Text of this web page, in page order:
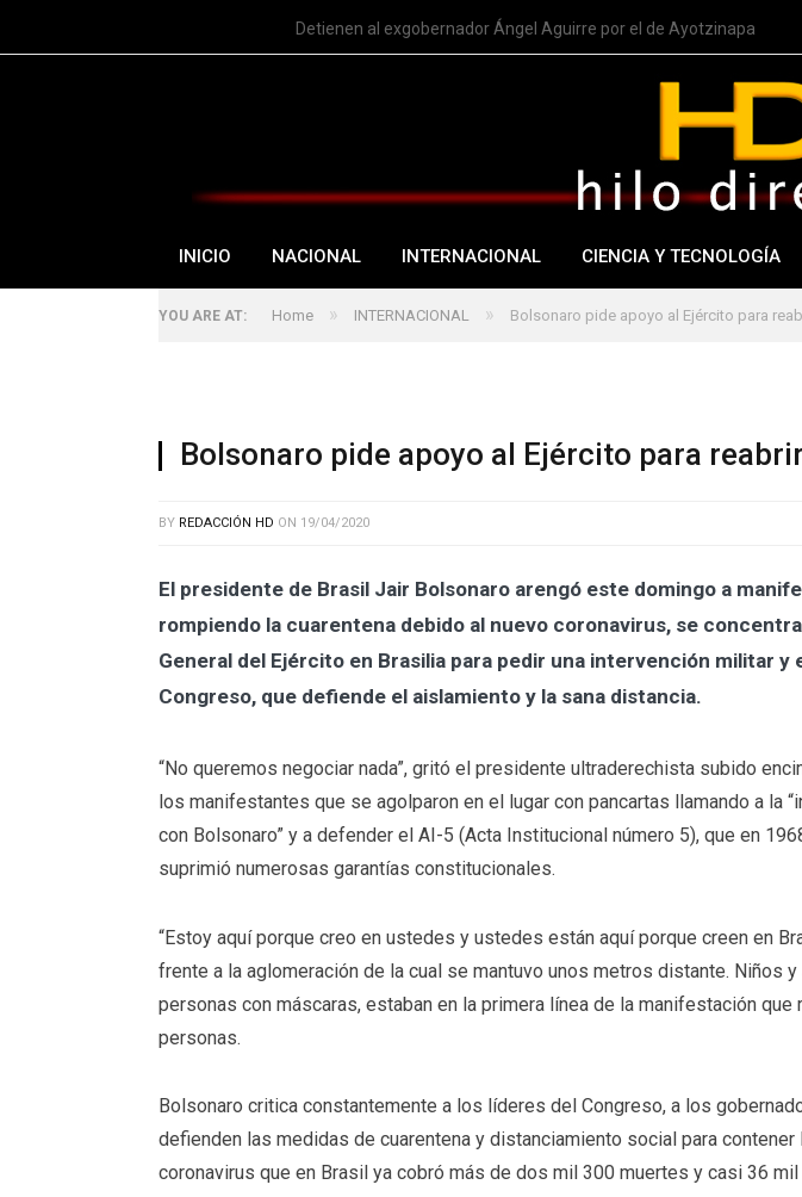
Nuevo intento de Trump sobre limitar ciudadanía por nacimiento
INICIO NACIONAL INTERNACIONAL CIENCIA Y TECNOLOGÍA
YOU ARE AT: Home » INTERNACIONAL » Bolsonaro pide apoyo al Ejército para
Bolsonaro pide apoyo al Ejército para
BY REDACCIÓN HD ON 19/04/2020
El presidente de Brasil Jair Bolsonaro arengó este domingo a
rompiendo la cuarentena debido al nuevo coronavirus, se
General del Ejército en Brasilia para pedir una intervención militar y
Congreso, que defiende el aislamiento y la sana distancia.
“No queremos negociar nada”, gritó el presidente ultraderechista subido
los manifestantes que se agolparon en el lugar con pancartas llamando a la
con Bolsonaro” y a defender el AI-5 (Acta Institucional número 5), que en
suprimió numerosas garantías constitucionales.
“Estoy aquí porque creo en ustedes y ustedes están aquí porque creen en
frente a la aglomeración de la cual se mantuvo unos metros distante. Niños y
personas con máscaras, estaban en la primera línea de la manifestación que
personas.
Bolsonaro critica constantemente a los líderes del Congreso, a los
defienden las medidas de cuarentena y distanciamiento social para contener
coronavirus que en Brasil ya cobró más de dos mil 300 muertes y casi 36